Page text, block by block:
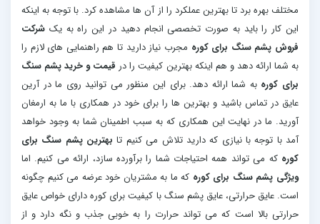
مختلف بهره برد تا بهترین عملکرد را از آن ها مشاهده کرد. با توجه به اینکه
این کار را باید به صورت تخصصی انجام دهید در این راه به یک شرکت
فروش پشم سنگ برای کوره مجرب نیاز دارید تا هم راهنمایی های لازم را
به شما ارائه دهد و هم اینکه بهترین کیفیت را در قیمت و خرید پشم سنگ
برای کوره به شما ارائه دهد. برای این منظور می توانید روی ما در آرین
عایق در تماس باشید و بهترین ها را برای خود در همکاری با ما به ارمغان
آورید. ما در نهایت این همکاری که به سبب اطمینان شما به وجود خواهد
آمد با توجه با نیازی که دارید تلاش می کنیم تا بهترین پشم سنگ برای
کوره که می تواند همه احتیاجات شما را برآورده سازد، ارائه می کنیم. اما
ویژگی پشم سنگ برای کوره که ما به مشتریان خود عرضه می کنیم چگونه
است. عایق حرارتی، عایق پشم سنگ با کیفیت برای کوره دارای خواص عایق
حرارتی بالا است که می تواند حرارت را به خوبی جذب و نگه دارد و از